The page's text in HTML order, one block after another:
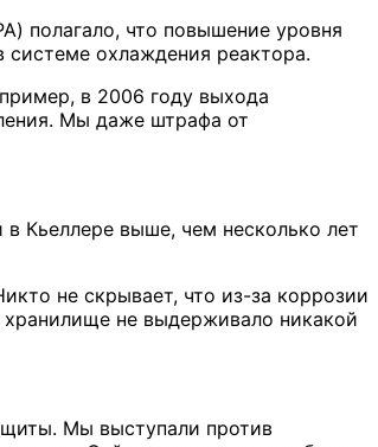
полагало, что повышение уровня
охлаждения реактора.
в 2006 году выхода
Мы даже штрафа от
Кьеллере выше, чем несколько лет
не скрывает, что из-за коррозии
не выдерживало никакой
Мы выступали против